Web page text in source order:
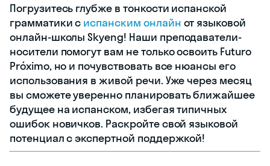
Погрузитесь глубже в тонкости испанской
грамматики с испанским онлайн от языковой
онлайн-школы Skyeng! Наши преподаватели-
носители помогут вам не только освоить Futuro
Próximo, но и почувствовать все нюансы его
использования в живой речи. Уже через месяц
вы сможете уверенно планировать ближайшее
будущее на испанском, избегая типичных
ошибок новичков. Раскройте свой языковой
потенциал с экспертной поддержкой!